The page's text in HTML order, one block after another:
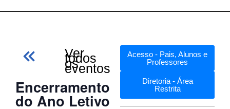
Ver
todos
os
eventos
Encerramento
do Ano Letivo
Acesso - Pais, Alunos e
Professores
Diretoria - Área
Restrita